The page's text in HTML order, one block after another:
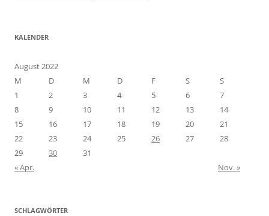
KALENDER
August 2022
M
D M D F S
S
1
2 3 4 5 6
7
8
9 10 11 12 13
14
15
16 17 18 19 20
21
22
23 24 25 26 27
28
29
30
31
« Apr.
Nov. »
SCHLAGWÖRTER